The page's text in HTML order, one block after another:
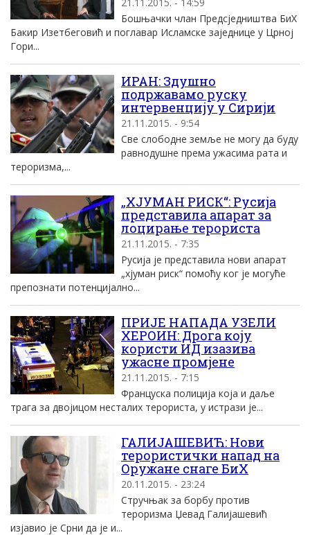
Бошњачки члан Предсједништва БиХ
Бакир Изетбеговић и поглавар Исламске заједнице у Црној
Гори...
ИРАН: Здушно
подржавамо руску
интервенцију у Сирији
21.11.2015. - 9:54
Све слободне земље не могу да буду
равнодушне према ужасима рата и
тероризма,...
„ХЈУМАН РИСК“: Русија
представила апарат за
лоцирање терориста
21.11.2015. - 7:35
Русија је представила нови апарат
„хјуман риск“ помоћу ког је могуће
препознати потенцијално...
ПРИЈЕ НАПАДА УЗЕЛИ
ХЕРОИН: Дрога коју
користи ИД изазива
ужасне промјене
21.11.2015. - 7:15
Француска полиција која и даље
трага за двојицом несталих терориста, у истрази је...
ГАЛИЈАШЕВИЋ: Нови
терористички напад на
Оружане снаге БиХ
20.11.2015. - 23:24
Стручњак за борбу против
тероризма Џевад Галијашевић
изјавио је Срни да је и...